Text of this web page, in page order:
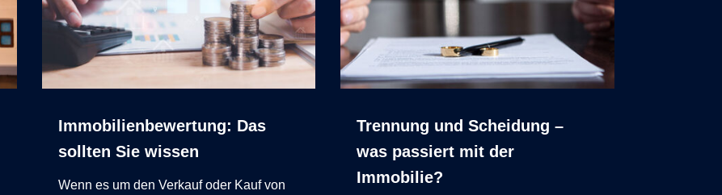
Immobilienbewertung: Das
sollten Sie wissen
Wenn es um den Verkauf oder Kauf von
Trennung und Scheidung –
was passiert mit der
Immobilie?